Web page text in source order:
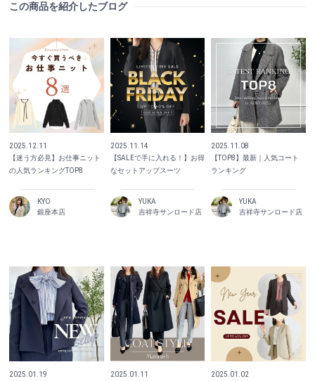
この商品を紹介したブログ
2025.12.11
【迷う方必見】お仕事ニット
の人気ランキングTOP8
KYO
銀座本店
2025.11.14
【SALEで手に入れる！】お得
なセットアップスーツ
YUKA
吉祥寺サンロード店
2025.11.08
【TOP8】最新｜人気コート
ランキング
YUKA
吉祥寺サンロード店
2025.01.19
2025.01.11
2025.01.02